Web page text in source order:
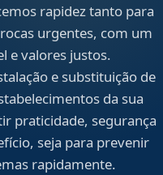
rapidez tanto para
urgentes, com um
e valores justos.
e substituição de
da sua
praticidade, segurança
seja para prevenir
rapidamente.